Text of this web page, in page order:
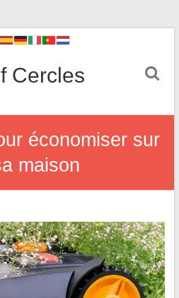
Cercles
économiser sur
maison